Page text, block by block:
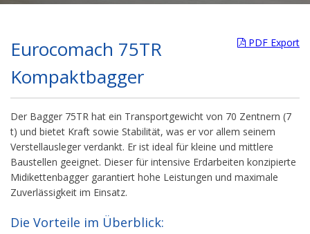
PDF Export
Eurocomach 75TR
Kompaktbagger
Der Bagger 75TR hat ein Transportgewicht von 70 Zentnern (7
t) und bietet Kraft sowie Stabilität, was er vor allem seinem
Verstellausleger verdankt. Er ist ideal für kleine und mittlere
Baustellen geeignet. Dieser für intensive Erdarbeiten konzipierte
Midikettenbagger garantiert hohe Leistungen und maximale
Zuverlässigkeit im Einsatz.
Die Vorteile im Überblick: